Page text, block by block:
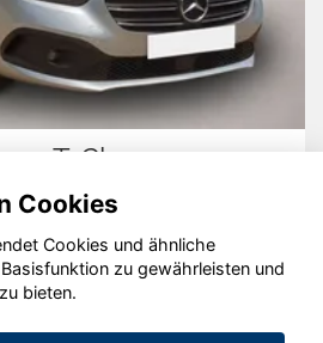
T-Class
GmbH 2020 - 2026
Cookies
Cookies und ähnliche
zu gewährleisten und
bieten.